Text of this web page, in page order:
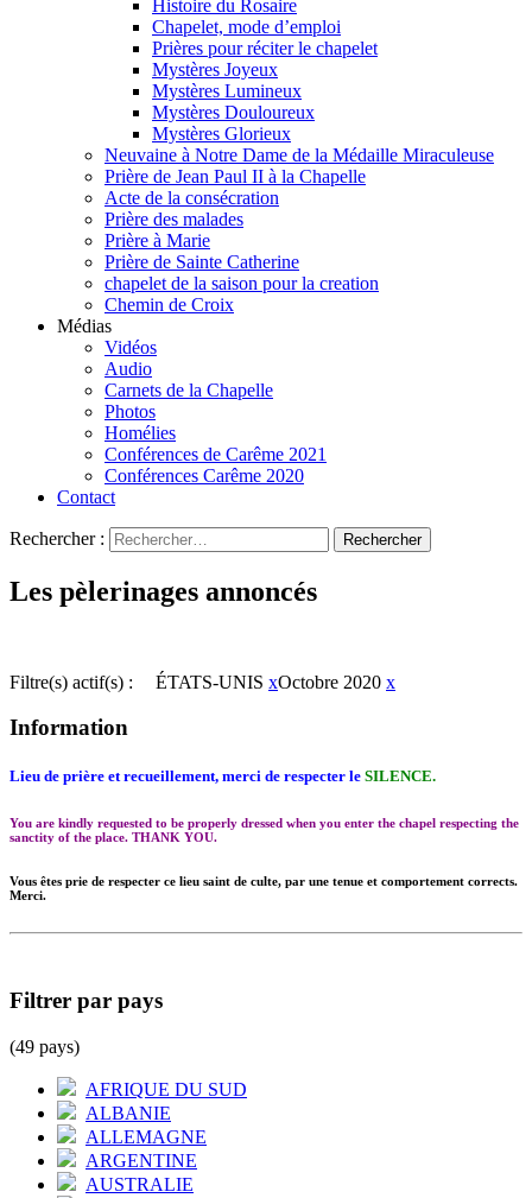
Histoire du Rosaire
Chapelet, mode d’emploi
Prières pour réciter le chapelet
Mystères Joyeux
Mystères Lumineux
Mystères Douloureux
Mystères Glorieux
Neuvaine à Notre Dame de la Médaille Miraculeuse
Prière de Jean Paul II à la Chapelle
Acte de la consécration
Prière des malades
Prière à Marie
Prière de Sainte Catherine
chapelet de la saison pour la creation
Chemin de Croix
Médias
Vidéos
Audio
Carnets de la Chapelle
Photos
Homélies
Conférences de Carême 2021
Conférences Carême 2020
Contact
Rechercher :
Les pèlerinages annoncés
Filtre(s) actif(s) : ÉTATS-UNIS xOctobre 2020 x
Information
Lieu de prière et recueillement, merci de respecter le SILENCE.
You are kindly requested to be properly dressed when you enter the chapel respecting the
sanctity of the place. THANK YOU.
Vous êtes prie de respecter ce lieu saint de culte, par une tenue et comportement corrects.
Merci.
Filtrer par pays
(49 pays)
AFRIQUE DU SUD
ALBANIE
ALLEMAGNE
ARGENTINE
AUSTRALIE